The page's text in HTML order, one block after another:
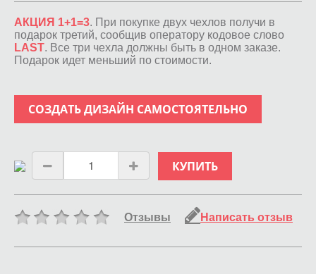
АКЦИЯ 1+1=3. При покупке двух чехлов получи в
подарок третий, сообщив оператору кодовое слово
LAST. Все три чехла должны быть в одном заказе.
Подарок идет меньший по стоимости.
СОЗДАТЬ ДИЗАЙН САМОСТОЯТЕЛЬНО
КУПИТЬ
Отзывы Написать отзыв